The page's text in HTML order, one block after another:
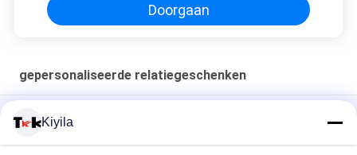
Doorgaan
gepersonaliseerde relatiegeschenken
magneten badge full colorful Oekotex TPU vorm magneten
Kiyila